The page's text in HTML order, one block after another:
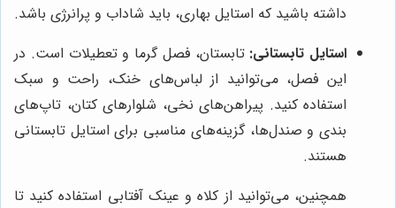
داشته باشید که استایل بهاری، باید شاداب و پرانرژی باشد.
استایل تابستانی: تابستان، فصل گرما و تعطیلات است. در
این فصل، می‌توانید از لباس‌های خنک، راحت و سبک
استفاده کنید. پیراهن‌های نخی، شلوارهای کتان، تاپ‌های
بندی و صندل‌ها، گزینه‌های مناسبی برای استایل تابستانی
هستند.
همچنین، می‌توانید از کلاه و عینک آفتابی استفاده کنید تا